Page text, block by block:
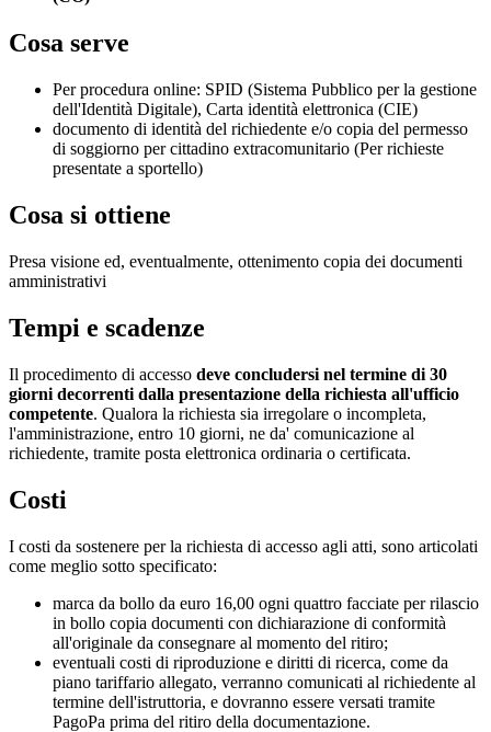
Cosa serve
Per procedura online: SPID (Sistema Pubblico per la gestione
dell'Identità Digitale), Carta identità elettronica (CIE)
documento di identità del richiedente e/o copia del permesso
di soggiorno per cittadino extracomunitario (Per richieste
presentate a sportello)
Cosa si ottiene
Presa visione ed, eventualmente, ottenimento copia dei documenti
amministrativi
Tempi e scadenze
Il procedimento di accesso deve concludersi nel termine di 30
giorni decorrenti dalla presentazione della richiesta all'ufficio
competente. Qualora la richiesta sia irregolare o incompleta,
l'amministrazione, entro 10 giorni, ne da' comunicazione al
richiedente, tramite posta elettronica ordinaria o certificata.
Costi
I costi da sostenere per la richiesta di accesso agli atti, sono articolati
come meglio sotto specificato:
marca da bollo da euro 16,00 ogni quattro facciate per rilascio
in bollo copia documenti con dichiarazione di conformità
all'originale da consegnare al momento del ritiro;
eventuali costi di riproduzione e diritti di ricerca, come da
piano tariffario allegato, verranno comunicati al richiedente al
termine dell'istruttoria, e dovranno essere versati tramite
PagoPa prima del ritiro della documentazione.